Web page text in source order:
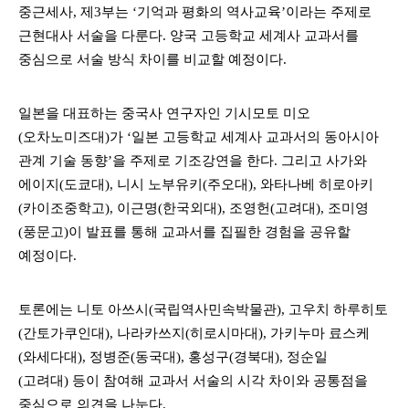
중근세사, 제 3부는 ‘기억과 평화의 역사교육’이라는 주제로
근현대사 서술을 다룬다. 양국 고등학교 세계사 교과서를
중심으로 서술 방식 차이를 비교할 예정이다.
일본을 대표하는 중국사 연구자인 기시모토 미오
(오차노미즈대)가 ‘일본 고등학교 세계사 교과서의 동아시아
관계 기술 동향’을 주제로 기조강연을 한다. 그리고 사가와
에이지 (도쿄대), 니시 노부유키 (주오대), 와타나베 히로아키
(카이조중학고), 이근명(한국외대), 조영헌(고려대), 조미영
(풍문고)이 발표를 통해 교과서를 집필한 경험을 공유할
예정이다.
토론에는 니토 아쓰시 (국립역사민속박물관), 고우치 하루히토
(간토가쿠인대), 나라카쓰지 (히로시마대), 가키누마 료스케
(와세다대), 정병준(동국대), 홍성구(경북대), 정순일
(고려대) 등이 참여해 교과서 서술의 시각 차이와 공통점을
중심으로 의견을 나눈다.